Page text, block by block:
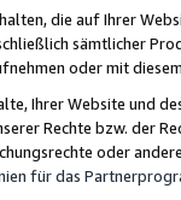
die auf Ihrer
sämtlicher
oder mit
Ihrer Website und
Rechte bzw. der
oder
für das